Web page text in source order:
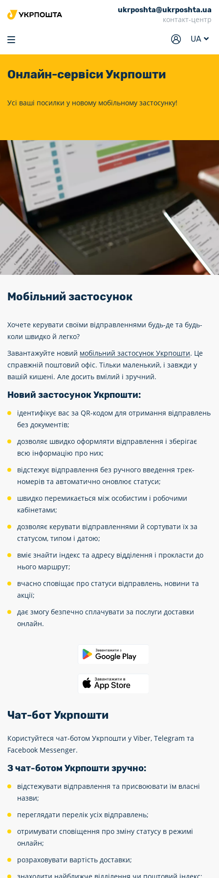
ukrposhta@ukrposhta.ua
контакт-центр
UA
Головна
Маркет
Аптека
Трекінг
Філателія
Кар’єра
Для бізнесу
Онлайн-сервісиУкрпошти
Усі ваші посилки у новому мобільному застосунку!
Мобільний застосунок
Хочете керувати своїми відправленнями будь-де та будь-
коли швидко й легко?
Завантажуйте новий мобільний застосунок Укрпошти. Це
справжній поштовий офіс. Тільки маленький, і завжди у
вашій кишені. Але досить вмілий і зручний.
Новий застосунок Укрпошти:
ідентифікує вас за QR-кодом для отримання відправлень
без документів;
дозволяє швидко оформляти відправлення і зберігає
всю інформацію про них;
відстежує відправлення без ручного введення трек-
номерів та автоматично оновлює статуси;
швидко перемикається між особистим і робочими
кабінетами;
дозволяє керувати відправленнями й сортувати їх за
статусом, типом і датою;
вміє знайти індекс та адресу відділення і прокласти до
нього маршрут;
вчасно сповіщає про статуси відправлень, новини та
акції;
дає змогу безпечно сплачувати за послуги доставки
онлайн.
Чат-бот Укрпошти
Користуйтеся чат-ботом Укрпошти у Viber, Telegram та
Facebook Messenger.
З чат-ботом Укрпошти зручно:
відстежувати відправлення та присвоювати їм власні
назви;
переглядати перелік усіх відправлень;
отримувати сповіщення про зміну статусу в режимі
онлайн;
розраховувати вартість доставки;